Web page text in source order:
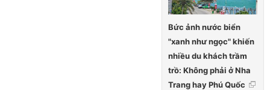
Bức ảnh nước biển
"xanh như ngọc" khiến
nhiều du khách trầm
trồ: Không phải ở Nha
Trang hay Phú Quốc